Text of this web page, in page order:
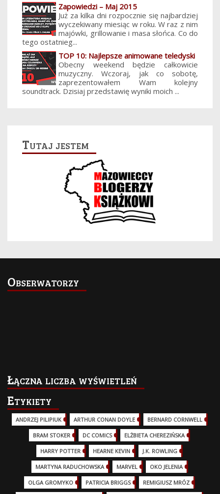
Zapowiedzi – Maj 2015
Już za kilka dni rozpocznie się najbardziej
wyczekiwany miesiąc w roku. W raz z nim
majówki, grillowanie i masa słońca. Co do
tego ostatnieg...
TOP 10: Najlepsze animowane teledyski
Obecny weekend będzie całkowicie
muzyczny. Wczoraj, jak co sobotę,
zaprezentowałem Wam kolejny
soundtrack. Dzisiaj przedstawię wyniki moich ...
Tutaj jestem
Obserwatorzy
Łączna liczba wyświetleń
Etykiety
ANDRZEJ PILIPIUK (29)ARTHUR CONAN DOYLE BERNARD CORNWELL
BRAM STOKER DC COMICS (17)ELŻBIETA CHEREZIŃSKA
HARRY POTTER (13)HEARNE KEVIN J.K. ROWLING
MARTYNA RADUCHOWSKA MARVEL (32)OKO JELENIA
OLGA GROMYKO PATRICIA BRIGGS (12)REMIGIUSZ MRÓZ